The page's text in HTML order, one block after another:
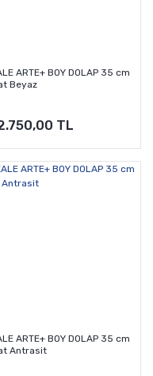
ARTE+ BOY DOLAP 35 cm
Beyaz
TL
ARTE+ BOY DOLAP 35 cm
Antrasit